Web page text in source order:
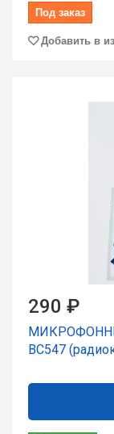
Под заказ
Добавить в
290 ₽
BC547